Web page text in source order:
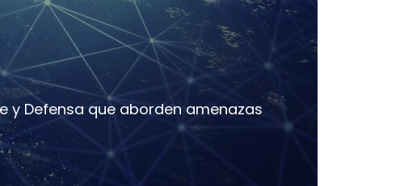
y Defensa que aborden amenazas